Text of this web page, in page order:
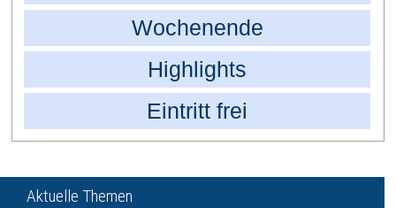
Wochenende
Highlights
Eintritt frei
Aktuelle Themen